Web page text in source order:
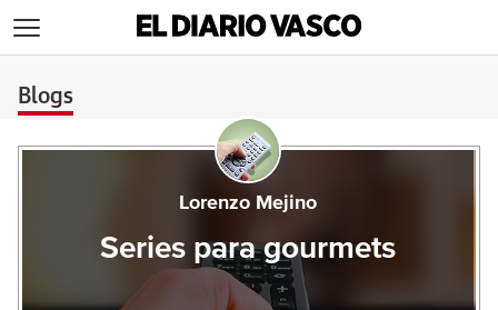
Blogs
Lorenzo Mejino
Series para gourmets